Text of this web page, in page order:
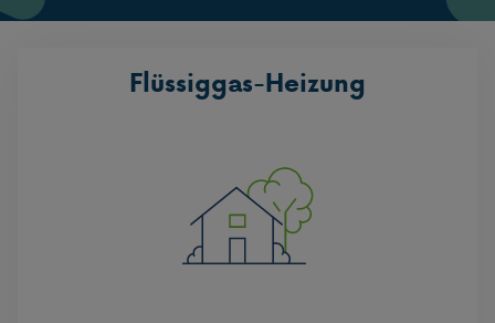
Flüssiggas-Heizung